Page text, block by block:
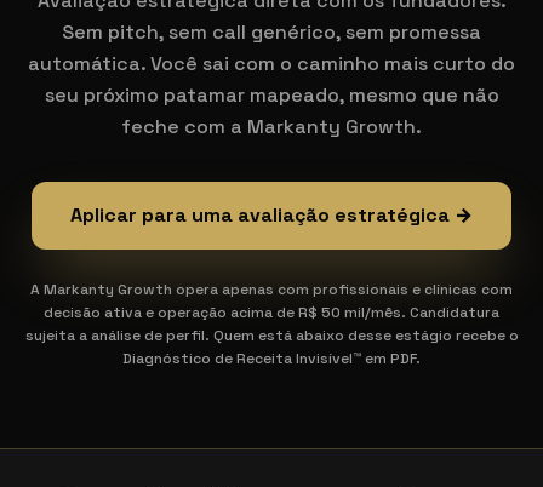
Sem pitch, sem call genérico, sem promessa
automática. Você sai com o caminho mais curto do
seu próximo patamar mapeado, mesmo que não
feche com a Markanty Growth.
Aplicar para uma avaliação estratégica →
A Markanty Growth opera apenas com profissionais e clínicas com
decisão ativa e operação acima de R$ 50 mil/mês. Candidatura
sujeita a análise de perfil. Quem está abaixo desse estágio recebe o
Diagnóstico de Receita Invisível™ em PDF.